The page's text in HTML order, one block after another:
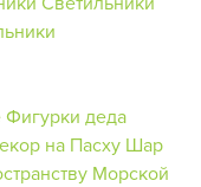
Фигурки деда
на Пасху Шар
Морской